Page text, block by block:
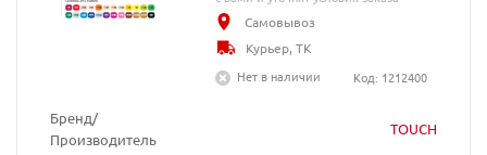
Бренд/
Производитель
TOUCH
Самовывоз
Курьер, ТК
Нет в наличии
Код: 1212400